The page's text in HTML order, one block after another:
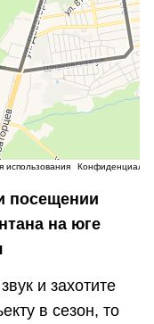
посещении
на юге
и захотите
в сезон, то